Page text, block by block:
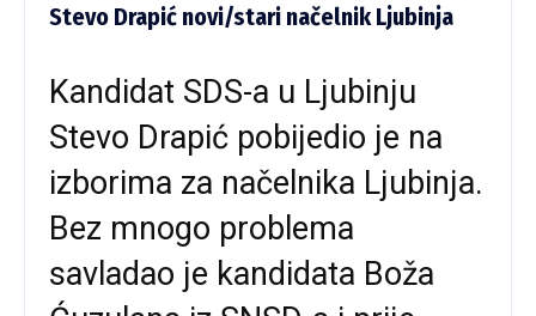
Stevo Drapić novi/stari načelnik Ljubinja
Kandidat SDS-a u Ljubinju
Stevo Drapić pobijedio je na
izborima za načelnika Ljubinja.
Bez mnogo problema
savladao je kandidata Boža